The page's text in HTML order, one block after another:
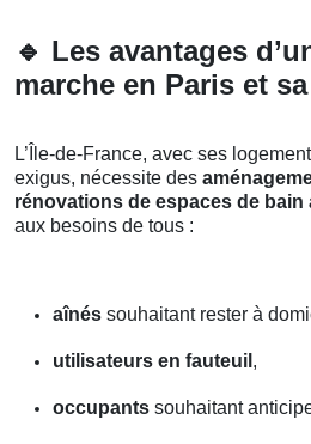
🔹 Les avantages
marche en Paris et
L’Île-de-France, avec ses
exigus, nécessite des
rénovations de espaces de bain
aux besoins de tous :
aînés souhaitant rester à
utilisateurs en fauteuil ,
occupants souhaitant